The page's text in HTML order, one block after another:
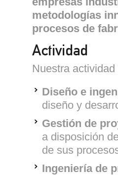
metodologías
procesos de
Actividad
Nuestra
Diseño e
diseño y
Gestión de
a disposición
de sus
Ingeniería de